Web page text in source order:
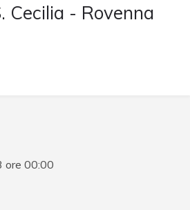
Cecilia - Rovenna
ore 00:00